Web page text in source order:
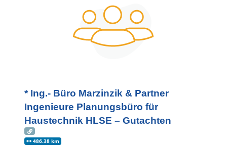
* Ing.- Büro Marzinzik & Partner
Ingenieure Planungsbüro für
Haustechnik HLSE – Gutachten
486.38 km